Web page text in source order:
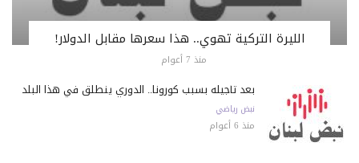
الليرة التركية تهوي.. هذا سعرها مقابل الدولار!
منذ 7 أعوام
بعد تأجيله بسبب كورونا.. الدوري ينطلق في هذا البلد
نبض رياضي
منذ 6 أعوام